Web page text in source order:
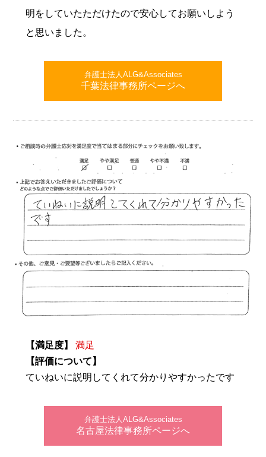
明をしていたただけたので安心してお願いしよう
と思いました。
弁護士法人ALG&Associates
千葉法律事務所ページへ
【満足度】
満足
【評価について】
ていねいに説明してくれて分かりやすかったです
弁護士法人ALG&Associates
名古屋法律事務所ページへ